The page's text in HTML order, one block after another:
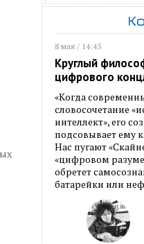
8 мая / 14:45
Круглый
цифрового
«Когда
словосочетание
интеллект», его
подсовывает ему
Нас пугают
«цифровом
обретет
батарейки или